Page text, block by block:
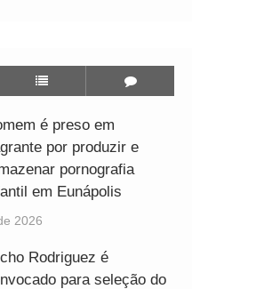
é preso em
por produzir e
pornografia
em Eunápolis
2026
Rodriguez é
para seleção do